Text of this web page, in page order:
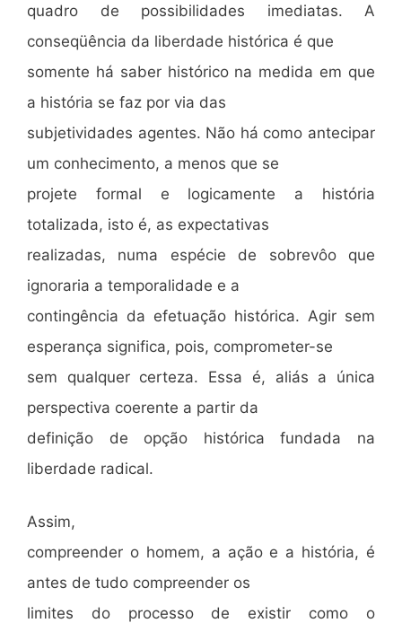
quadro de possibilidades imediatas. A
conseqüência da liberdade histórica é que
somente há saber histórico na medida em que
a história se faz por via das
subjetividades agentes. Não há como antecipar
um conhecimento, a menos que se
projete formal e logicamente a história
totalizada, isto é, as expectativas
realizadas, numa espécie de sobrevôo que
ignoraria a temporalidade e a
contingência da efetuação histórica. Agir sem
esperança significa, pois, comprometer-se
sem qualquer certeza. Essa é, aliás a única
perspectiva coerente a partir da
definição de opção histórica fundada na
liberdade radical.
Assim,
compreender o homem, a ação e a história, é
antes de tudo compreender os
limites do processo de existir como o